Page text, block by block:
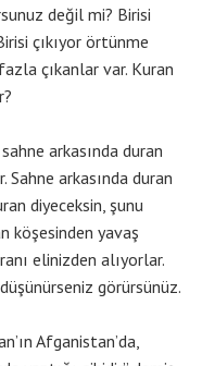
değil mi? Birisi
çıkıyor örtünme
çıkanlar var. Kuran
arkasında duran
Sahne arkasında duran
diyeceksin, şunu
köşesinden yavaş
elinizden alıyorlar.
düşünürseniz görürsünüz.
Afganistan’da,